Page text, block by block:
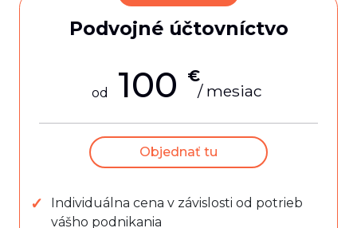
Podvojné účtovníctvo
od 100 €
/ mesiac
Objednať tu
Individuálna cena v závislosti od potrieb
vášho podnikania